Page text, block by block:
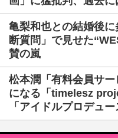
亀梨和也との結婚後
断質問」で見せた
賛の嵐
松本潤「有料会員サ
になる「timelesz
「アイドルプロデュ